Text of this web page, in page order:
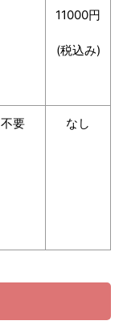
11000円
(税込み)
不要 なし